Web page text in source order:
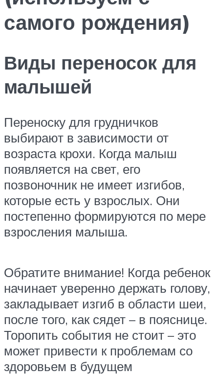
самого рождения)
Виды переносок для
малышей
Переноску для грудничков
выбирают в зависимости от
возраста крохи. Когда малыш
появляется на свет, его
позвоночник не имеет изгибов,
которые есть у взрослых. Они
постепенно формируются по мере
взросления малыша.
Обратите внимание! Когда ребенок
начинает уверенно держать голову,
закладывает изгиб в области шеи,
после того, как сядет – в пояснице.
Торопить события не стоит – это
может привести к проблемам со
здоровьем в будущем